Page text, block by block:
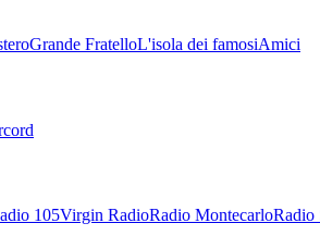
Grande FratelloL'isola dei famosiAmici
105Virgin RadioRadio MontecarloRadio